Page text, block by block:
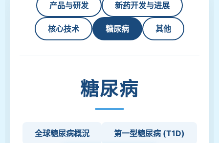
产品与研发 新药开发与进展
核心技术 糖尿病 其他
糖尿病
全球糖尿病概況 第一型糖尿病 (T1D)